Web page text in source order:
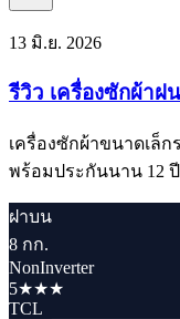
13 มิ.ย. 2026
รีวิว เครื่องซักผ้าฝ
เครื่องซักผ้าขนาดเล็
พร้อมประกันนาน 12 ปี
ฝาบน
8 กก.
NonInverter
5★★★
TCL